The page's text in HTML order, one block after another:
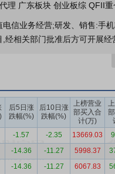
理 广东板块 创业板综 QFII
信业务经营;研发、销售:手
经相关部门批准后方可开展经
覆盖策略制定、素材制作、
持自然纯净的护肤理念，匠心
妆护肤品牌“启然”，目前已
。2025年，中国互联网广
引擎已彻底从流量红利切换
后5日涨
跌幅(%)
后10日涨
跌幅(%)
上榜营业
部买入合
计(万)
-1.57 -2.35 13669.03
-14.36 -11.27 5998.37
-14.36 -11.27 6067.83